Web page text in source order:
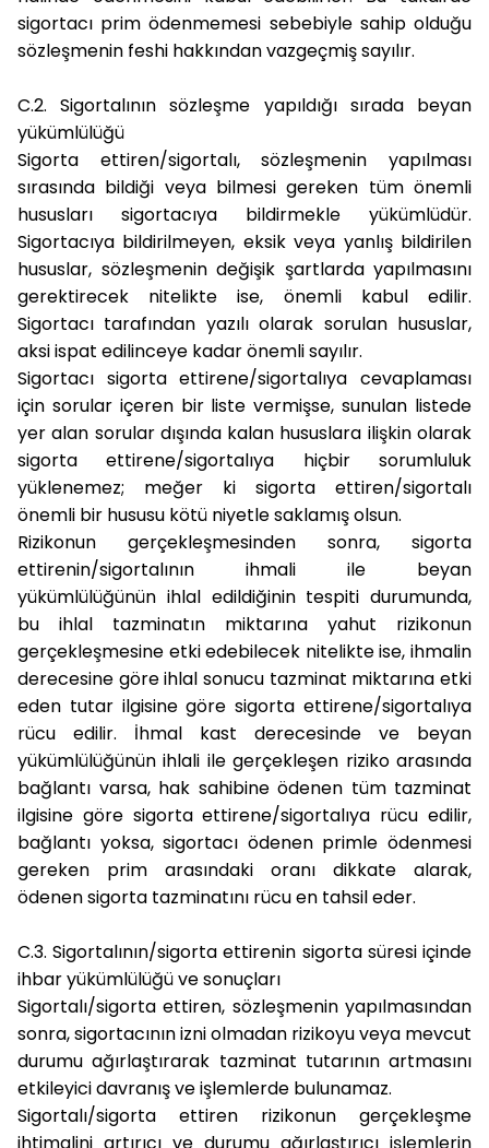
sigortacı prim ödenmemesi sebebiyle sahip olduğu
sözleşmenin feshi hakkından vazgeçmiş sayılır.
C.2. Sigortalının sözleşme yapıldığı sırada beyan
yükümlülüğü
Sigorta ettiren/sigortalı, sözleşmenin yapılması
sırasında bildiği veya bilmesi gereken tüm önemli
hususları sigortacıya bildirmekle yükümlüdür.
Sigortacıya bildirilmeyen, eksik veya yanlış bildirilen
hususlar, sözleşmenin değişik şartlarda yapılmasını
gerektirecek nitelikte ise, önemli kabul edilir.
Sigortacı tarafından yazılı olarak sorulan hususlar,
aksi ispat edilinceye kadar önemli sayılır.
Sigortacı sigorta ettirene/sigortalıya cevaplaması
için sorular içeren bir liste vermişse, sunulan listede
yer alan sorular dışında kalan hususlara ilişkin olarak
sigorta ettirene/sigortalıya hiçbir sorumluluk
yüklenemez; meğer ki sigorta ettiren/sigortalı
önemli bir hususu kötü niyetle saklamış olsun.
Rizikonun gerçekleşmesinden sonra, sigorta
ettirenin/sigortalının ihmali ile beyan
yükümlülüğünün ihlal edildiğinin tespiti durumunda,
bu ihlal tazminatın miktarına yahut rizikonun
gerçekleşmesine etki edebilecek nitelikte ise, ihmalin
derecesine göre ihlal sonucu tazminat miktarına etki
eden tutar ilgisine göre sigorta ettirene/sigortalıya
rücu edilir. İhmal kast derecesinde ve beyan
yükümlülüğünün ihlali ile gerçekleşen riziko arasında
bağlantı varsa, hak sahibine ödenen tüm tazminat
ilgisine göre sigorta ettirene/sigortalıya rücu edilir,
bağlantı yoksa, sigortacı ödenen primle ödenmesi
gereken prim arasındaki oranı dikkate alarak,
ödenen sigorta tazminatını rücu en tahsil eder.
C.3. Sigortalının/sigorta ettirenin sigorta süresi içinde
ihbar yükümlülüğü ve sonuçları
Sigortalı/sigorta ettiren, sözleşmenin yapılmasından
sonra, sigortacının izni olmadan rizikoyu veya mevcut
durumu ağırlaştırarak tazminat tutarının artmasını
etkileyici davranış ve işlemlerde bulunamaz.
Sigortalı/sigorta ettiren rizikonun gerçekleşme
ihtimalini artırıcı ve durumu ağırlaştırıcı işlemlerin